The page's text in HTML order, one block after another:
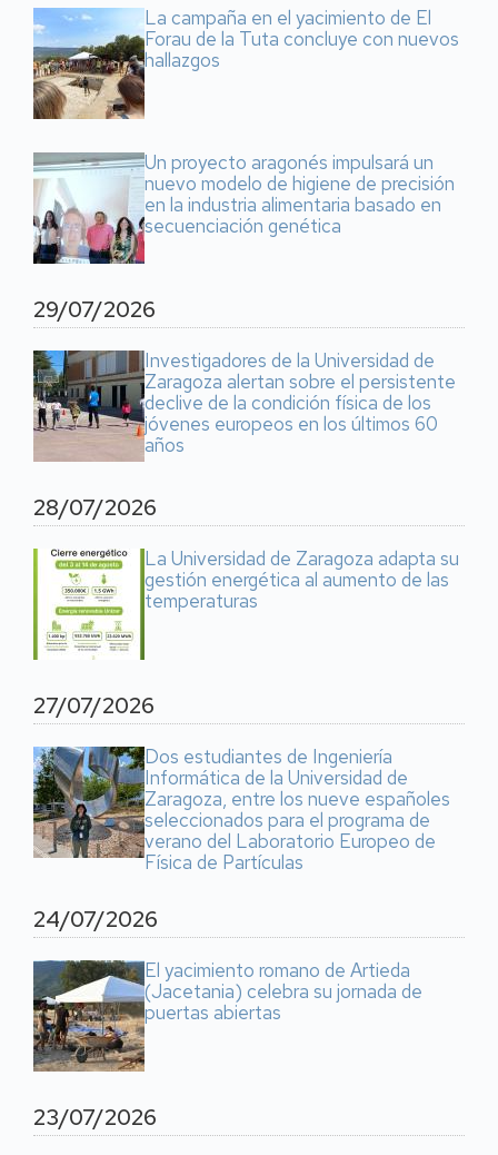
La campaña en el yacimiento de El
Forau de la Tuta concluye con nuevos
hallazgos
Un proyecto aragonés impulsará un
nuevo modelo de higiene de precisión
en la industria alimentaria basado en
secuenciación genética
29/07/2026
Investigadores de la Universidad de
Zaragoza alertan sobre el persistente
declive de la condición física de los
jóvenes europeos en los últimos 60
años
28/07/2026
La Universidad de Zaragoza adapta su
gestión energética al aumento de las
temperaturas
27/07/2026
Dos estudiantes de Ingeniería
Informática de la Universidad de
Zaragoza, entre los nueve españoles
seleccionados para el programa de
verano del Laboratorio Europeo de
Física de Partículas
24/07/2026
El yacimiento romano de Artieda
(Jacetania) celebra su jornada de
puertas abiertas
23/07/2026